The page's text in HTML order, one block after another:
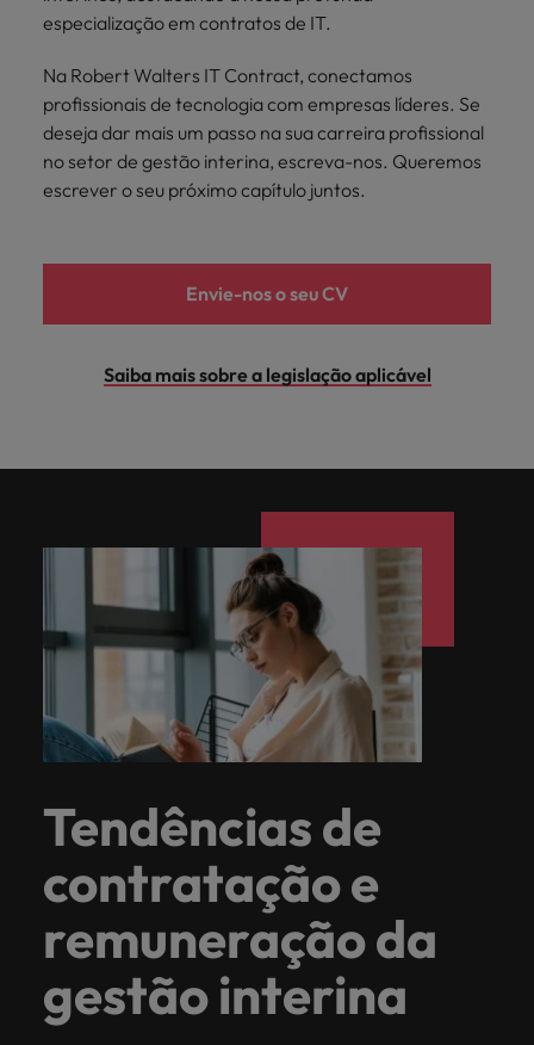
especialização em contratos de IT.
Na Robert Walters IT Contract, conectamos
profissionais de tecnologia com empresas líderes. Se
deseja dar mais um passo na sua carreira profissional
no setor de gestão interina, escreva-nos. Queremos
escrever o seu próximo capítulo juntos.
Envie-nos o seu CV
Saiba mais sobre a legislação aplicável
Tendências de
contratação e
remuneração da
gestão interina